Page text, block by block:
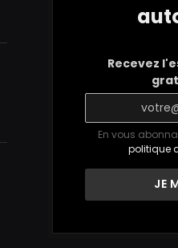
Recevez
En vous
politique